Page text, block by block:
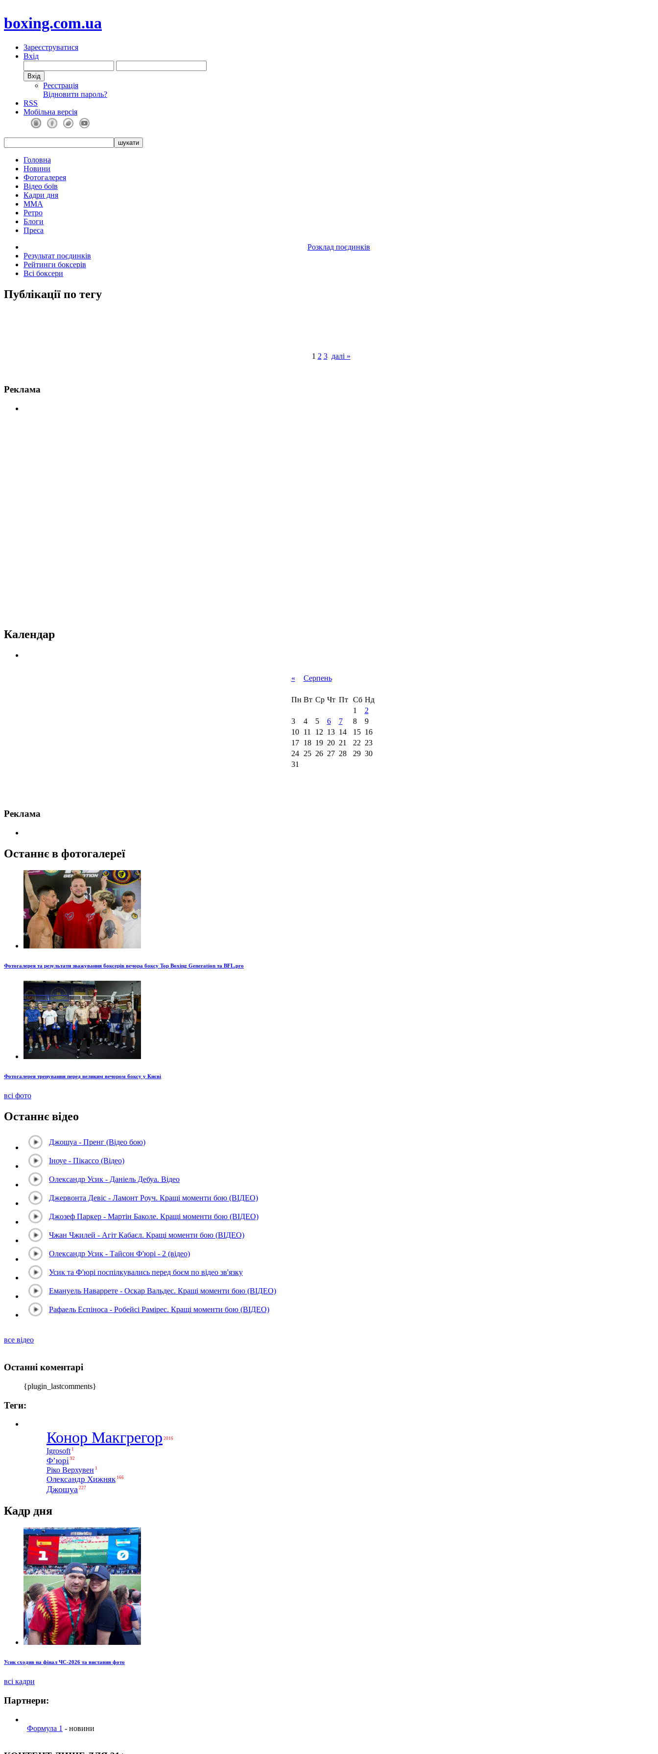
boxing.com.ua
Зареєструватися
Вхід
Реєстрація
Відновити пароль?
RSS
Мобільна версія
Головна
Новини
Фотогалерея
Відео боїв
Кадри дня
ММА
Ретро
Блоги
Преса
Розклад поєдинків
Результат поєдинків
Рейтинги боксерів
Всі боксери
Публікації по тегу
1 2 3 далі »
Реклама
Календар
« Серпень
Пн Вт Ср Чт Пт Сб Нд
1
2
3
4 5 6 7 8
9
10
11 12 13 14 15 16
17
18 19 20 21 22 23
24
25 26 27 28 29 30
31
Реклама
Останнє в фотогалереї
Фотогалерея та результати зважування боксерів вечора боксу Top Boxing Generation та BFL.pro
Фотогалерея тренування перед великим вечором боксу у Києві
всі фото
Останнє відео
Джошуа - Пренг (Відео бою)
Іноуе - Пікассо (Відео)
Олександр Усик - Даніель Дебуа. Відео
Джервонта Девіс - Ламонт Роуч. Кращі моменти бою (ВІДЕО)
Джозеф Паркер - Мартін Баколе. Кращі моменти бою (ВІДЕО)
Чжан Чжилей - Агіт Кабаєл. Кращі моменти бою (ВІДЕО)
Олександр Усик - Тайсон Ф'юрі - 2 (відео)
Усик та Ф'юрі поспілкувались перед боєм по відео зв'язку
Емануель Наваррете - Оскар Вальдес. Кращі моменти бою (ВІДЕО)
Рафаель Еспіноса - Робейсі Рамірес. Кращі моменти бою (ВІДЕО)
все відео
Останні коментарі
{plugin_lastcomments}
Теги:
Конор Макгрегор 2016
Igrosoft 1
Ф’юрі 92
Ріко Верхувен 1
Олександр Хижняк 166
Джошуа 227
Кадр дня
Усик сходив на фінал ЧС-2026 та виставив фото
всі кадри
Партнери:
Формула 1 - новини